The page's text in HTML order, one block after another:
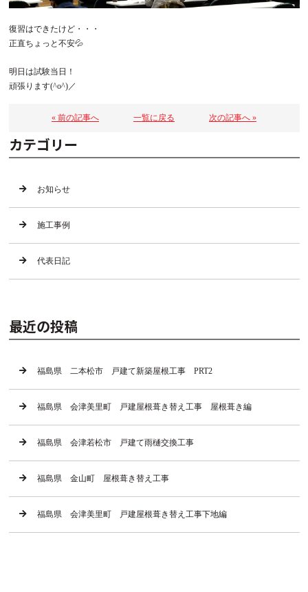
復習はできたけど・・・
正直ちょっと不安💦
明日は試験当日！
頑張ります(^o^)／
« 前の記事へ 一覧に戻る 次の記事へ »
カテゴリー
お知らせ
施工事例
代表日記
最近の投稿
福島県 二本松市 戸建て新築屋根工事 PRT2
福島県 会津美里町 戸建屋根葺き替え工事 屋根葺き編
福島県 会津若松市 戸建て雨樋交換工事
福島県 金山町 屋根葺き替え工事
福島県 会津美里町 戸建屋根葺き替え工事下地編